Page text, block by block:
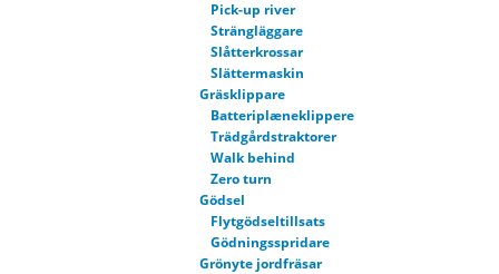
Pick-up river
Strängläggare
Slåtterkrossar
Slättermaskin
Gräsklippare
Batteriplæneklippere
Trädgårdstraktorer
Walk behind
Zero turn
Gödsel
Flytgödseltillsats
Gödningsspridare
Grönyte jordfräsar